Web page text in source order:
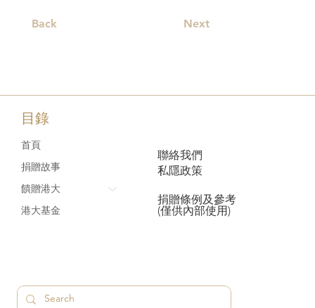
Back Next
目錄
首頁
捐贈故事
饋贈港大
港大基金
聯絡我們
私隱政策
捐贈條例及參考
(僅供內部使用)